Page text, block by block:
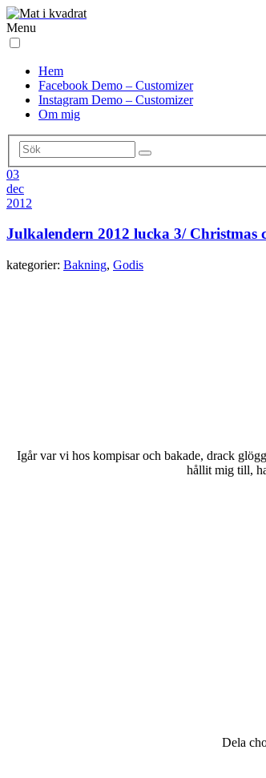
Menu
Hem
Facebook Demo – Customizer
Instagram Demo – Customizer
Om mig
03
dec
2012
Julkalendern 2012 lucka 3/ Christmas
kategorier: Bakning, Godis
Igår var vi hos kompisar och bakade, drack
hållit mig till,
Dela